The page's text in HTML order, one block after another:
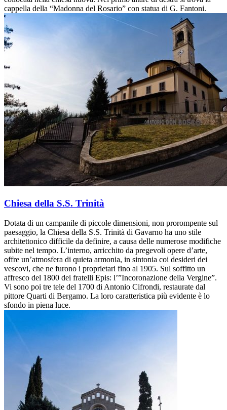
cappella della “Madonna del Rosario” con statua di G. Fantoni.
Chiesa della S.S. Trinità
Dotata di un campanile di piccole dimensioni, non prorompente sul
paesaggio, la Chiesa della S.S. Trinità di Gavarno ha uno stile
architettonico difficile da definire, a causa delle numerose modifiche
subite nel tempo. L’interno, arricchito da pregevoli opere d’arte,
offre un’atmosfera di quieta armonia, in sintonia coi desideri dei
vescovi, che ne furono i proprietari fino al 1905. Sul soffitto un
affresco del 1800 dei fratelli Epis: l’”Incoronazione della Vergine”.
Vi sono poi tre tele del 1700 di Antonio Cifrondi, restaurate dal
pittore Quarti di Bergamo. La loro caratteristica più evidente è lo
sfondo in piena luce.